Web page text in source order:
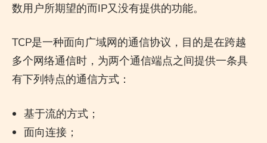
数用户所期望的而IP又没有提供的功能。
TCP是一种面向广域网的通信协议，目的是在跨越
多个网络通信时，为两个通信端点之间提供一条具
有下列特点的通信方式：
基于流的方式；
面向连接；